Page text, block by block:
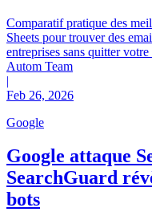
Comparatif pratique des
Sheets pour trouver des
entreprises sans quitter votre
Autom Team
|
Feb 26, 2026
Google
Google attaque
SearchGuard
bots